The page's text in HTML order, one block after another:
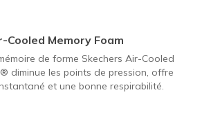
Cooled Memory Foam
de forme Skechers Air-Cooled
diminue les points de pression, offre
et une bonne respirabilité.